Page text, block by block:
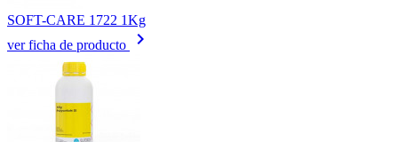
SOFT-CARE 1722 1Kg
ver ficha de producto
keyboard_arrow_right